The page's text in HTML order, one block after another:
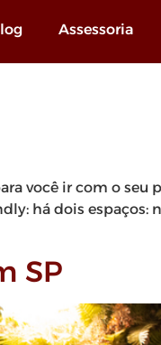
Assessoria
você ir com o seu
há dois espaços:
SP